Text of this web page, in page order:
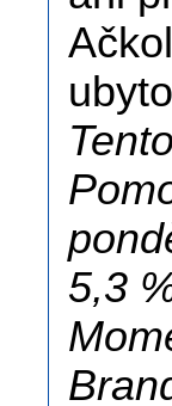
5,3